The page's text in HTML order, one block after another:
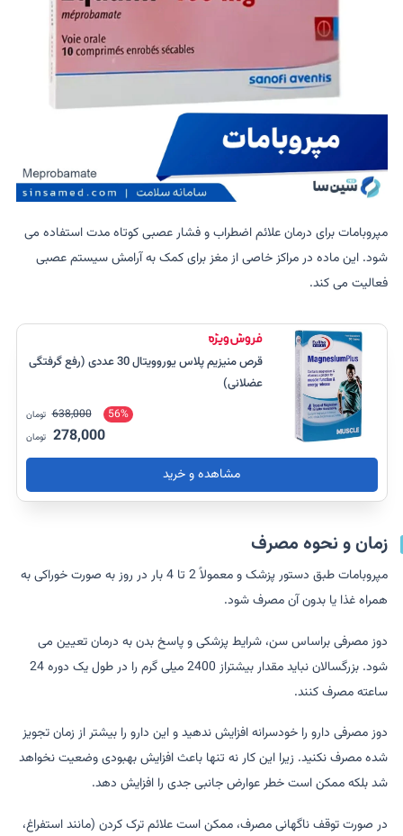
مپروبامات برای درمان علائم اضطراب و فشار عصبی کوتاه مدت استفاده می
شود. این ماده در مراکز خاصی از مغز برای کمک به آرامش سیستم عصبی
فعالیت می کند.
قرص منیزیم پلاس یوروویتال 30 عددی (رفع گرفتگی
عضلانی)
56%
638,000 تومان
278,000 تومان
مشاهده و خرید
زمان و نحوه مصرف
مپروبامات طبق دستور پزشک و معمولاً 2 تا 4 بار در روز به صورت خوراکی به
همراه غذا یا بدون آن مصرف شود.
دوز مصرفی براساس سن، شرایط پزشکی و پاسخ بدن به درمان تعیین می
شود. بزرگسالان نباید مقدار بیشتراز 2400 میلی گرم را در طول یک دوره 24
ساعته مصرف کنند.
دوز مصرفی دارو را خودسرانه افزایش ندهید و این دارو را بیشتر از زمان تجویز
شده مصرف نکنید. زیرا این کار نه تنها باعث افزایش بهبودی وضعیت نخواهد
شد بلکه ممکن است خطر عوارض جانبی جدی را افزایش دهد.
در صورت توقف ناگهانی مصرف، ممکن است علائم ترک کردن (مانند استفراغ،